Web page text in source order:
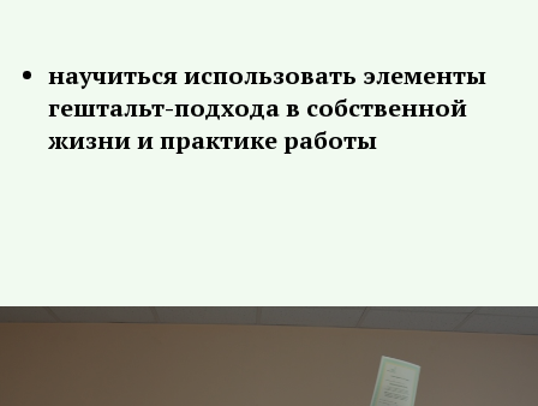
научиться использовать элементы
гештальт-подхода в собственной
жизни и практике работы